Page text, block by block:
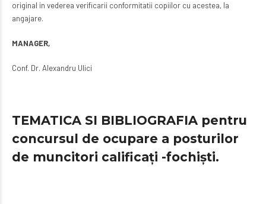
original in vederea verificarii conformitatii copiilor cu acestea, la
angajare.
MANAGER,
Conf. Dr. Alexandru Ulici
TEMATICA SI BIBLIOGRAFIA pentru
concursul de ocupare a posturilor
de muncitori calificaţi -fochişti.